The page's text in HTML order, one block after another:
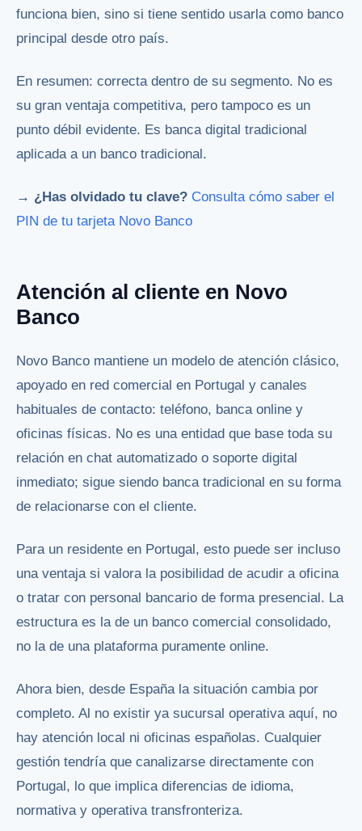
funciona bien, sino si tiene sentido usarla como banco
principal desde otro país.
En resumen: correcta dentro de su segmento. No es
su gran ventaja competitiva, pero tampoco es un
punto débil evidente. Es banca digital tradicional
aplicada a un banco tradicional.
→ ¿Has olvidado tu clave? Consulta cómo saber el
PIN de tu tarjeta Novo Banco
Atención al cliente en Novo
Banco
Novo Banco mantiene un modelo de atención clásico,
apoyado en red comercial en Portugal y canales
habituales de contacto: teléfono, banca online y
oficinas físicas. No es una entidad que base toda su
relación en chat automatizado o soporte digital
inmediato; sigue siendo banca tradicional en su forma
de relacionarse con el cliente.
Para un residente en Portugal, esto puede ser incluso
una ventaja si valora la posibilidad de acudir a oficina
o tratar con personal bancario de forma presencial. La
estructura es la de un banco comercial consolidado,
no la de una plataforma puramente online.
Ahora bien, desde España la situación cambia por
completo. Al no existir ya sucursal operativa aquí, no
hay atención local ni oficinas españolas. Cualquier
gestión tendría que canalizarse directamente con
Portugal, lo que implica diferencias de idioma,
normativa y operativa transfronteriza.